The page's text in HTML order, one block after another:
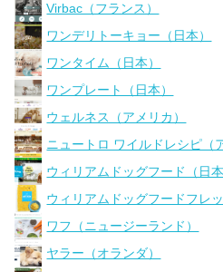
Virbac（フランス）
ワンデリトーキョー（日本）
ワンタイム（日本）
ワンプレート（日本）
ウェルネス（アメリカ）
ニュートロ ワイルドレシピ（
ウィリアムドッグフード（日
ウィリアムドッグフードフレ
ワフ（ニュージーランド）
ヤラー（オランダ）